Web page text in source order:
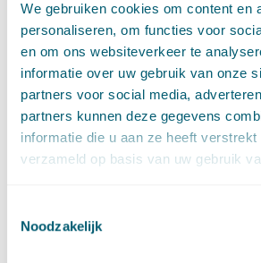
We gebruiken cookies om content en
personaliseren, om functies voor
en om ons websiteverkeer te
informatie over uw gebruik van onze
partners voor social media,
partners kunnen deze gegevens
informatie die u aan ze heeft verstrekt
verzameld op basis van uw gebruik
Noodzakelijk
Holland óf wanneer jouw project of
recht in Zuid-Holland bevordert.
meer informatie over het Access to
ImpactFest
ImpactCity Den Haag en is in 9 jaar tijd